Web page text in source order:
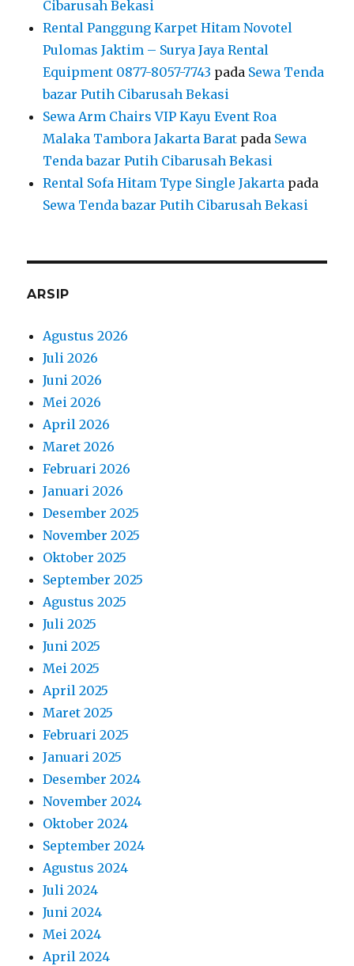
Cibarusah Bekasi
Rental Panggung Karpet Hitam Novotel
Pulomas Jaktim – Surya Jaya Rental
Equipment 0877-8057-7743 pada Sewa Tenda
bazar Putih Cibarusah Bekasi
Sewa Arm Chairs VIP Kayu Event Roa
Malaka Tambora Jakarta Barat pada Sewa
Tenda bazar Putih Cibarusah Bekasi
Rental Sofa Hitam Type Single Jakarta pada
Sewa Tenda bazar Putih Cibarusah Bekasi
ARSIP
Agustus 2026
Juli 2026
Juni 2026
Mei 2026
April 2026
Maret 2026
Februari 2026
Januari 2026
Desember 2025
November 2025
Oktober 2025
September 2025
Agustus 2025
Juli 2025
Juni 2025
Mei 2025
April 2025
Maret 2025
Februari 2025
Januari 2025
Desember 2024
November 2024
Oktober 2024
September 2024
Agustus 2024
Juli 2024
Juni 2024
Mei 2024
April 2024